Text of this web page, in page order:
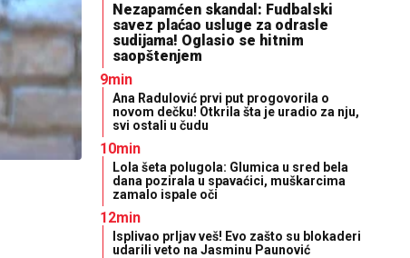
Nezapamćen skandal: Fudbalski
savez plaćao usluge za odrasle
sudijama! Oglasio se hitnim
saopštenjem
9min
Ana Radulović prvi put progovorila o
novom dečku! Otkrila šta je uradio za nju,
svi ostali u čudu
10min
Lola šeta polugola: Glumica u sred bela
dana pozirala u spavaćici, muškarcima
zamalo ispale oči
12min
Isplivao prljav veš! Evo zašto su blokaderi
udarili veto na Jasminu Paunović